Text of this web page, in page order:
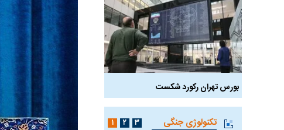
بورس تهران رکورد شکست سیگنال مثبت دیپلماسی به بورس
تکنولوژی جنگی ۱ ۲ ۳